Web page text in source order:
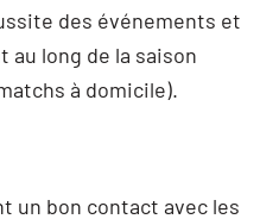
des événements et
long de la saison
à domicile).
un bon contact avec les